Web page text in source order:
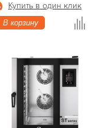
Купить в один клик
В корзину